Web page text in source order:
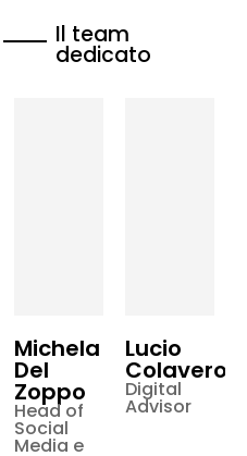
Il team
dedicato
Michela
Del
Zoppo
Head of
Social
Media e
Lucio
Colavero
Digital
Advisor